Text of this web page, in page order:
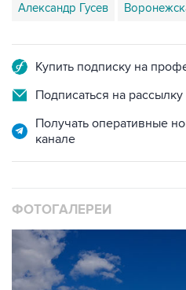
Александр Гусев
Купить подписку на
Подписаться на
Получать оперативные
канале
ФОТОГАЛЕРЕИ